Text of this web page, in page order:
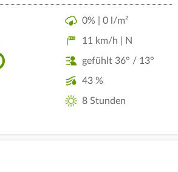
0% | 0 l/m²
11 km/h | N
gefühlt 36° / 13°
43 %
8 Stunden